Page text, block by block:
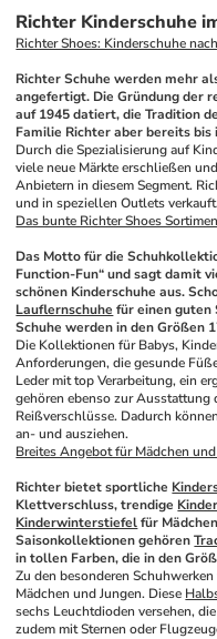
Richter Kinderschuhe
Richter Shoes: Kinderschuhe
Richter Schuhe werden mehr
angefertigt. Die Gründung der
auf 1945 datiert, die Tradition
Familie Richter aber bereits bis
Durch die Spezialisierung auf
viele neue Märkte erschließen
Anbietern in diesem Segment.
und in speziellen Outlets
Das bunte Richter Shoes
Das Motto für die
Function-Fun“ und sagt damit
schönen Kinderschuhe aus.
Lauflernschuhe für einen guten
Schuhe werden in den Größen
Die Kollektionen für Babys,
Anforderungen, die gesunde
Leder mit top Verarbeitung, ein
gehören ebenso zur Ausstattung
Reißverschlüsse. Dadurch
an- und ausziehen.
Breites Angebot für Mädchen und
Richter bietet sportliche
Klettverschluss, trendige
Kinderwinterstiefel für
Saisonkollektionen gehören
in tollen Farben, die in den
Zu den besonderen
Mädchen und Jungen. Diese
sechs Leuchtdioden versehen,
zudem mit Sternen oder